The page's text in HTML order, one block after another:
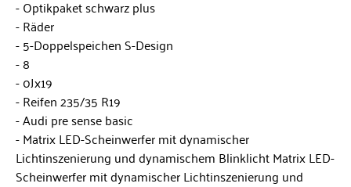
Optikpaket schwarz plus
Räder
5-Doppelspeichen S-Design
8
0Jx19
Reifen 235/35 R19
Audi pre sense basic
Matrix LED-Scheinwerfer mit dynamischer
Lichtinszenierung und dynamischem Blinklicht Matrix LED-
Scheinwerfer mit dynamischer Lichtinszenierung und